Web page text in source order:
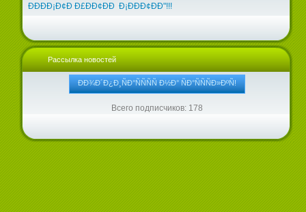
ÐÐÐÐ¡Ð¢Ð Ð£ÐÐ¢ÐÐ Ð¡ÐÐÐ¢ÐÐ"!!!
Рассылка новостей
Всего подписчиков: 178